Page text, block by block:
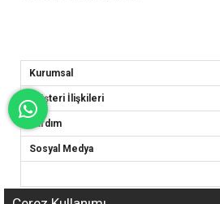
Kurumsal
Müşteri İlişkileri
Yardım
Sosyal Medya